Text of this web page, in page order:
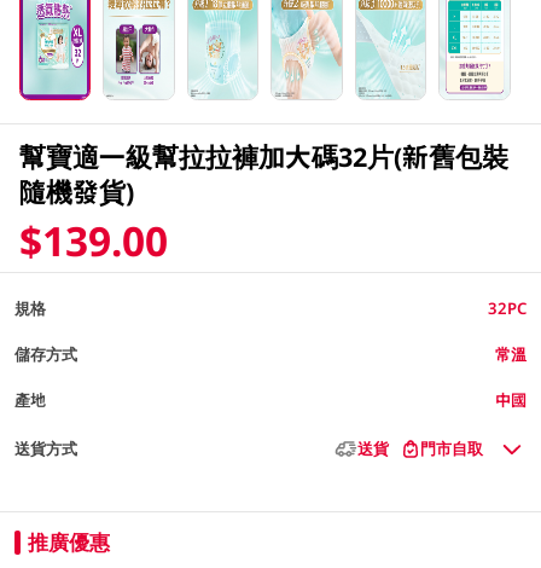
幫寶適一級幫拉拉褲加大碼32片(新舊包裝
隨機發貨)
$139.00
規格 32PC
儲存方式 常溫
產地 中國
送貨方式 送貨 門市自取
推廣優惠